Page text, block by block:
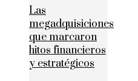
Las
megadquisiciones
que marcaron
hitos financieros
y estratégicos